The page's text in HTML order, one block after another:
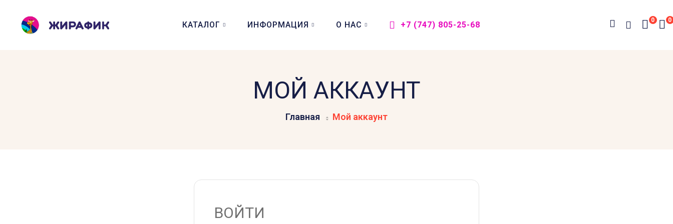
КАТАЛОГ ИНФОРМАЦИЯ О НАС +7 (747) 805-25-68
0
0
МОЙ АККАУНТ
Главная Мой аккаунт
ВОЙТИ